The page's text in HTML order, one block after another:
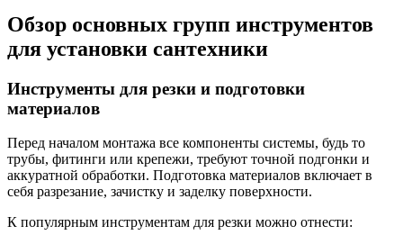
Обзор основных групп инструментов
для установки сантехники
Инструменты для резки и подготовки
материалов
Перед началом монтажа все компоненты системы, будь то
трубы, фитинги или крепежи, требуют точной подгонки и
аккуратной обработки. Подготовка материалов включает в
себя разрезание, зачистку и заделку поверхности.
К популярным инструментам для резки можно отнести: